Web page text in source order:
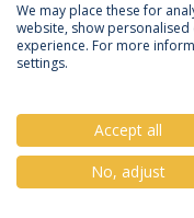
Privacy Policy Terms
© 2026
We may place these for
website, show
experience. For more
settings.
Accept all
No, adjust